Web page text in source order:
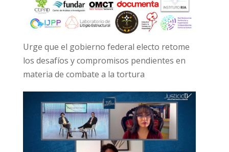
Urge que el gobierno federal electo retome
los desafíos y compromisos pendientes en
materia de combate a la tortura